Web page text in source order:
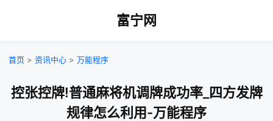
富宁网
首页 > 资讯中心 > 万能程序
控张控牌!普通麻将机调牌成功率_四方发牌
规律怎么利用-万能程序